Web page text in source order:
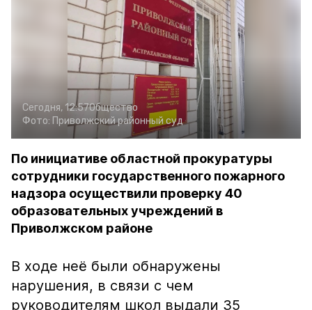
Сегодня, 12:57Общество
Фото: Приволжский районный суд
По инициативе областной прокуратуры
сотрудники государственного пожарного
надзора осуществили проверку 40
образовательных учреждений в
Приволжском районе
В ходе неё были обнаружены
нарушения, в связи с чем
руководителям школ выдали 35